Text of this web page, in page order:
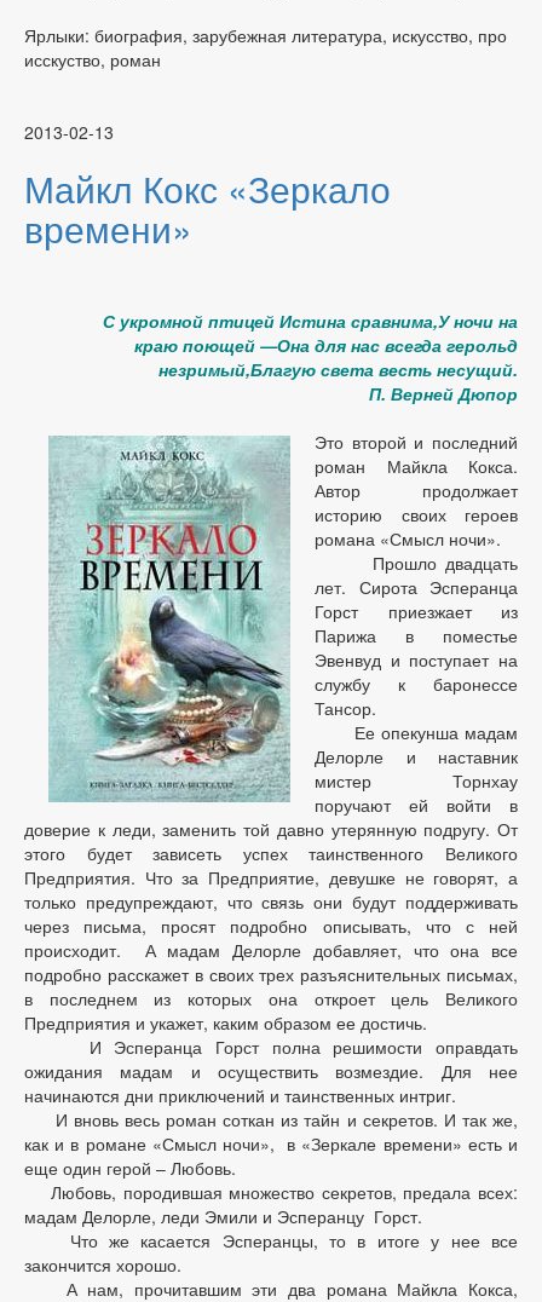
Ярлыки: биография, зарубежная литература, искусство, про
исскуство, роман
2013-02-13
Майкл Кокс «Зеркало
времени»
С укромной птицей Истина сравнима,У ночи на
краю поющей —Она для нас всегда герольд
незримый,Благую света весть несущий.
П. Верней Дюпор
Это второй и последний
роман Майкла Кокса.
Автор продолжает
историю своих героев
романа «Смысл ночи».
Прошло двадцать
лет. Сирота Эсперанца
Горст приезжает из
Парижа в поместье
Эвенвуд и поступает на
службу к баронессе
Тансор.
Ее опекунша мадам
Делорле и наставник
мистер Торнхау
поручают ей войти в
доверие к леди, заменить той давно утерянную подругу. От
этого будет зависеть успех таинственного Великого
Предприятия. Что за Предприятие, девушке не говорят, а
только предупреждают, что связь они будут поддерживать
через письма, просят подробно описывать, что с ней
происходит. А мадам Делорле добавляет, что она все
подробно расскажет в своих трех разъяснительных письмах,
в последнем из которых она откроет цель Великого
Предприятия и укажет, каким образом ее достичь.
И Эсперанца Горст полна решимости оправдать
ожидания мадам и осуществить возмездие. Для нее
начинаются дни приключений и таинственных интриг.
И вновь весь роман соткан из тайн и секретов. И так же,
как и в романе «Смысл ночи», в «Зеркале времени» есть и
еще один герой – Любовь.
Любовь, породившая множество секретов, предала всех:
мадам Делорле, леди Эмили и Эсперанцу Горст.
Что же касается Эсперанцы, то в итоге у нее все
закончится хорошо.
А нам, прочитавшим эти два романа Майкла Кокса,